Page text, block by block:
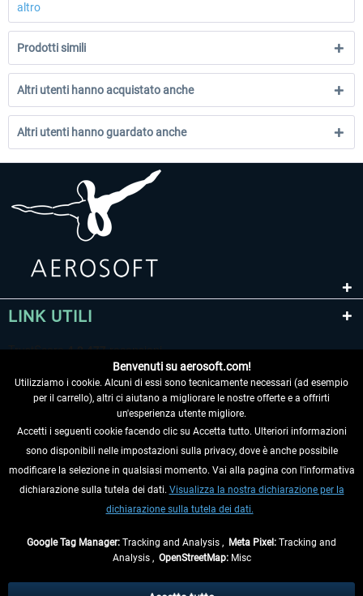
altro
Prodotti simili
Altri utenti hanno acquistato anche
Altri utenti hanno guardato anche
LINK UTILI
RECEDERE DAL CONTRATTO
INFORMAZIONI
Benvenuti su aerosoft.com!
Utilizziamo i cookie. Alcuni di essi sono tecnicamente necessari (ad esempio
per il carrello), altri ci aiutano a migliorare le nostre offerte e a offrirti
un'esperienza utente migliore.
Accetti i seguenti cookie facendo clic su Accetta tutto. Ulteriori informazioni
sono disponibili nelle impostazioni sulla privacy, dove è anche possibile
modificare la selezione in qualsiasi momento. Vai alla pagina con l'informativa
dichiarazione sulla tutela dei dati. Visualizza la nostra dichiarazione per la
dichiarazione sulla tutela dei dati.
Google Tag Manager: Tracking and Analysis , Meta Pixel: Tracking and
Analysis , OpenStreetMap:Misc